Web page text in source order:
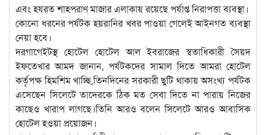
এবং হযরত শাহপরাণ মাজার এলাকায় রয়েছে পর্যাপ্ত নিরাপত্তা ব্যবস্থা।
কোনো ধরনের পর্যটক হয়রানির খবর পাওয়া গেলেই আইনগত ব্যবস্থা
নেয়া হবে।
দরগাগেইটস্থ হোটেল হোটেল আল ইবরাজের স্বতাধিকারী সৈয়দ
ইফতেখার আমদ জানান, পর্যটকদের সামাল দিতে আমরা হোটেল
কর্তৃপক্ষ হিমশিম খাচ্ছি,তিনদিনের সরকারী ছুটি থাকায় অসংখ্য পর্যটক
এসেছেন সিলেটে তাদেরকে ঠিক মত সেবা দিতে না পারায় নিজের
কাছেও খারাপ লাগছে।তিনি আরও বলেন সিলেটে আরও আবাসিক
হোটেল হওয়া প্রয়োজন।